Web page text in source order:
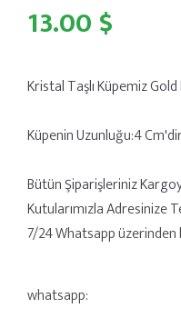
13.00 $
Kristal Taşlı Küpemiz Gold
Küpenin Uzunluğu:4
Bütün Şiparişleriniz
Kutularımızla Adresinize
7/24 Whatsapp üzerinden
whatsapp: